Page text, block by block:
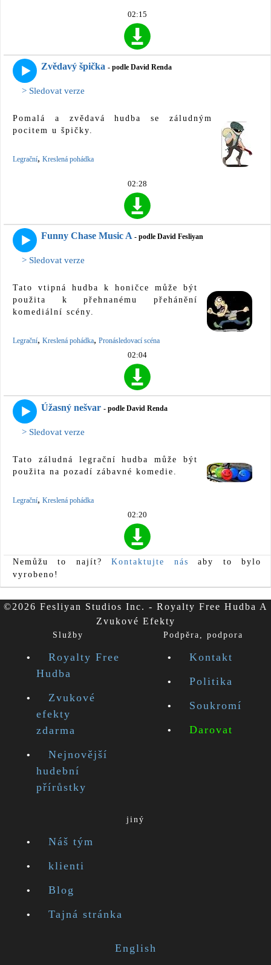
02:15
Zvědavý špička - podle David Renda
> Sledovat verze
Pomalá a zvědavá hudba se záludným
pocitem u špičky.
Legrační, Kreslená pohádka
02:28
Funny Chase Music A - podle David Fesliyan
> Sledovat verze
Tato vtipná hudba k honičce může být
použita k přehnanému přehánění
komediální scény.
Legrační, Kreslená pohádka, Pronásledovací scéna
02:04
Úžasný nešvar - podle David Renda
> Sledovat verze
Tato záludná legrační hudba může být
použita na pozadí zábavné komedie.
Legrační, Kreslená pohádka
02:20
Nemůžu to najít?Kontaktujte nás
aby to bylo
vyrobeno!
©2026 Fesliyan Studios Inc. - Royalty Free Hudba A
Zvukové Efekty
Služby
Royalty Free
Hudba
Zvukové
efekty
zdarma
Nejnovější
hudební
přírůstky
Podpěra, podpora
Kontakt
Politika
Soukromí
Darovat
jiný
Náš tým
klienti
Blog
Tajná stránka
English